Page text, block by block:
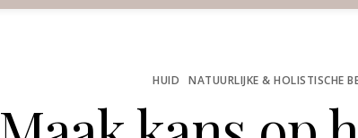
HUID NATUURLIJKE & HOLISTISCHE